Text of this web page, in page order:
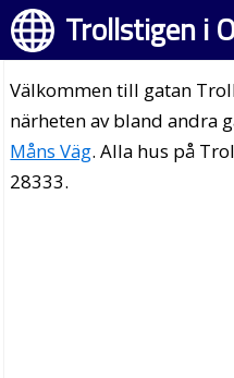
Trollstigen i
Välkommen till gatan
närheten av bland andra
Måns Väg. Alla hus på
28333.